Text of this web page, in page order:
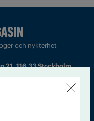
och nykterhet
21, 116 33 Stockholm
Janson Lundkvist,